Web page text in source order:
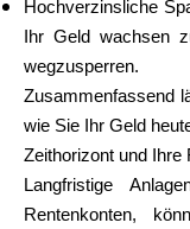
Hochverzinsliche
Ihr Geld wachsen
wegzusperren.
Zusammenfassend
wie Sie Ihr Geld
Zeithorizont und Ihre
Langfristige
Rentenkonten,